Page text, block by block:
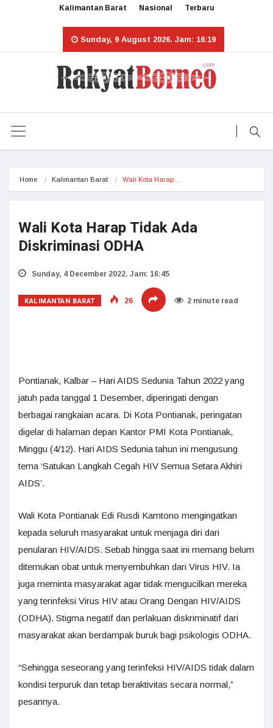
Kalimantan Barat Nasional Terbaru
Sunday, 9 August 2026. Jam: 16:19
Home Kalimantan Barat Wali Kota Harap…
Wali Kota Harap Tidak Ada
Diskriminasi ODHA
Sunday, 4 December 2022. Jam: 16:45
KALIMANTAN BARAT 26 2 minute read
Pontianak, Kalbar – Hari AIDS Sedunia Tahun 2022 yang
jatuh pada tanggal 1 Desember, diperingati dengan
berbagai rangkaian acara. Di Kota Pontianak, peringatan
digelar di halaman depan Kantor PMI Kota Pontianak,
Minggu (4/12). Hari AIDS Sedunia tahun ini mengusung
tema ‘Satukan Langkah Cegah HIV Semua Setara Akhiri
AIDS’.
Wali Kota Pontianak Edi Rusdi Kamtono mengingatkan
kepada seluruh masyarakat untuk menjaga diri dari
penularan HIV/AIDS. Sebab hingga saat ini memang belum
ditemukan obat untuk menyembuhkan dari Virus HIV. Ia
juga meminta masyarakat agar tidak mengucilkan mereka
yang terinfeksi Virus HIV atau Orang Dengan HIV/AIDS
(ODHA). Stigma negatif dan perlakuan diskriminatif dari
masyarakat akan berdampak buruk bagi psikologis ODHA.
“Sehingga seseorang yang terinfeksi HIV/AIDS tidak dalam
kondisi terpuruk dan tetap beraktivitas secara normal,”
pesannya.